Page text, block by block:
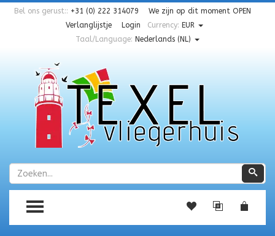
Bel ons gerust:: +31 (0) 222 314079 We zijn op dit moment OPEN
Verlanglijstje
Login Currency: EUR
Taal/Language: Nederlands (NL)
Zoeken
TOGGLE MENU